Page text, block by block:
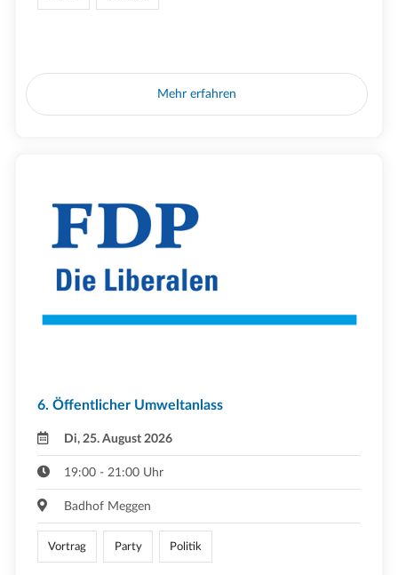
Mehr erfahren
6. Öffentlicher Umweltanlass
Di, 25. August 2026
19:00 - 21:00 Uhr
Badhof Meggen
Vortrag Party Politik